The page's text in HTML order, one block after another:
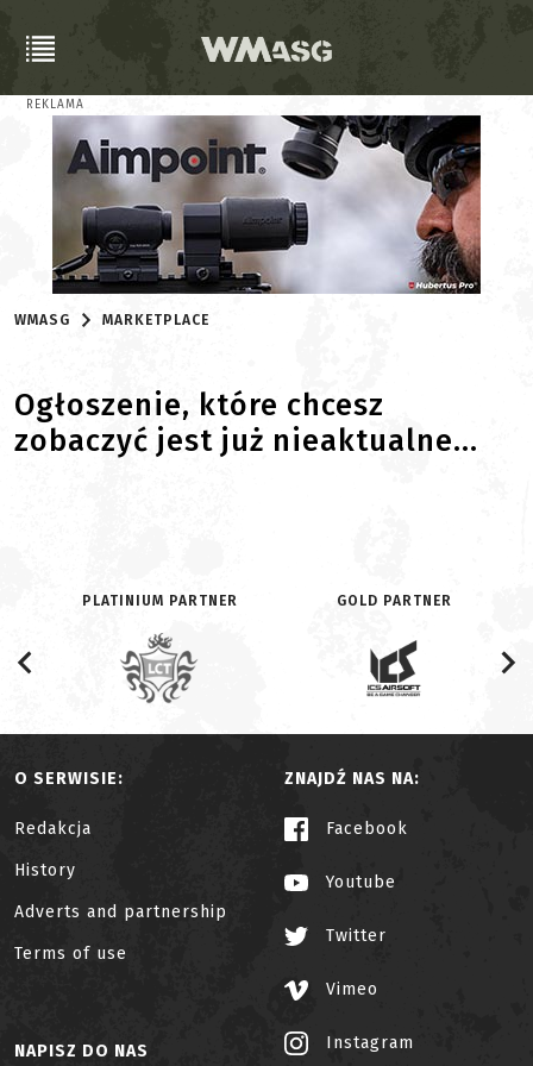
REKLAMA
WMASG MARKETPLACE
Ogłoszenie, które chcesz
zobaczyć jest już nieaktualne...
PLATINIUM PARTNER GOLD PARTNER
O SERWISIE:
Redakcja
History
Adverts and partnership
Terms of use
ZNAJDŹ NAS NA:
Facebook
Youtube
Twitter
Vimeo
Instagram
NAPISZ DO NAS